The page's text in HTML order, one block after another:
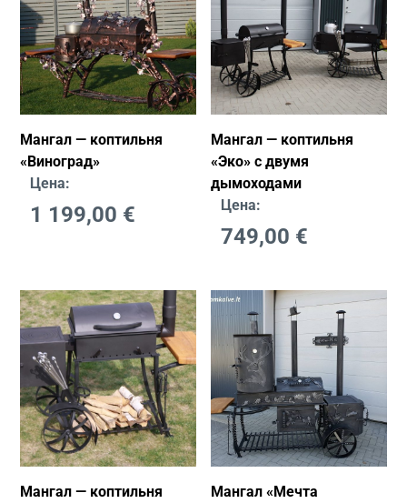
Мангал — коптильня
«Виногрaд»
Цена:
1 199,00 €
Мангал — коптильня
«Эко» с двумя
дымоходами
Цена:
749,00 €
Мангал — коптильня
Мангал «Мечта